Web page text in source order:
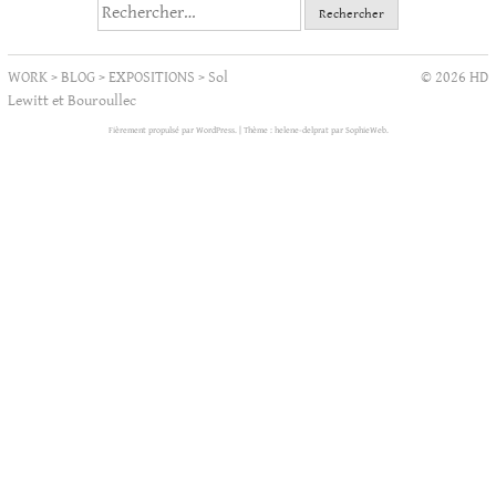
Rechercher :
WORK>BLOG>EXPOSITIONS > Sol
Lewitt et Bouroullec
© 2026 HD
Fièrement propulsé par WordPress. Thème : helene-delprat par SophieWeb.